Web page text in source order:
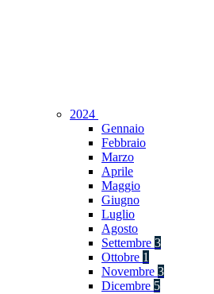
2024
Gennaio
Febbraio
Marzo
Aprile
Maggio
Giugno
Luglio
Agosto
Settembre 3
Ottobre 1
Novembre 3
Dicembre 5